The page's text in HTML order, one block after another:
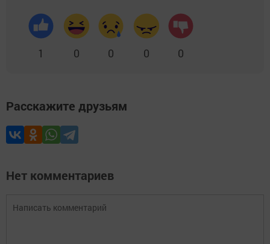
1 0 0 0 0
Расскажите друзьям
Нет комментариев